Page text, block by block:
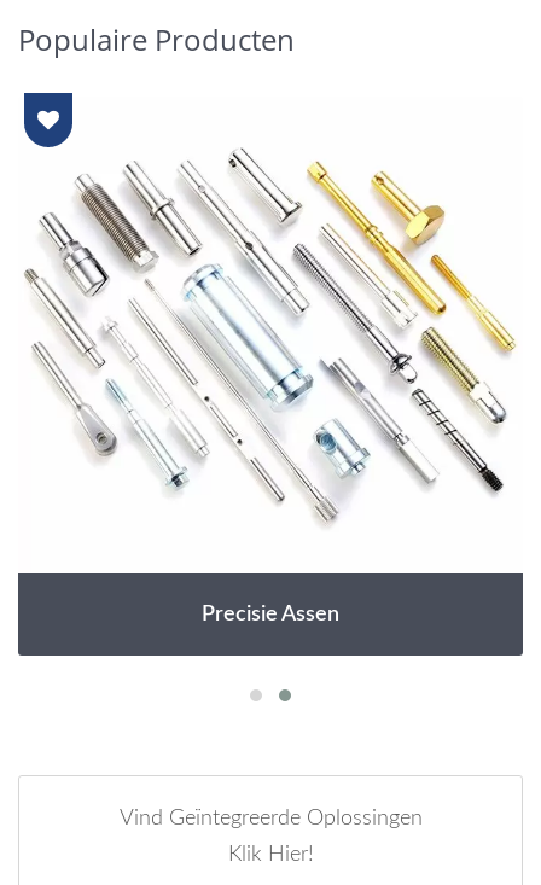
Populaire Producten
Precisie Assen
Vind Geïntegreerde Oplossingen
Klik Hier!